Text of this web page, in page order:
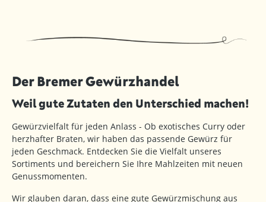
Der Bremer Gewürzhandel
Weil gute Zutaten den Unterschied machen!
Gewürzvielfalt für jeden Anlass - Ob exotisches Curry oder
herzhafter Braten, wir haben das passende Gewürz für
jeden Geschmack. Entdecken Sie die Vielfalt unseres
Sortiments und bereichern Sie Ihre Mahlzeiten mit neuen
Genussmomenten.
Wir glauben daran, dass eine gute Gewürzmischung aus